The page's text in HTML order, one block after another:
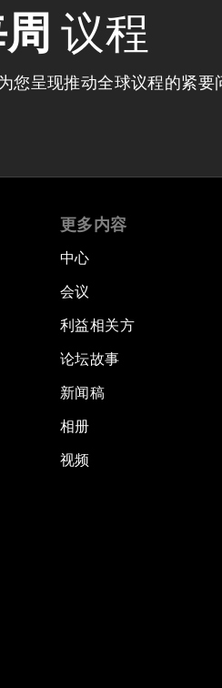
议程
您呈现推动全球议程的紧要
更多内容
中心
会议
利益相关方
论坛故事
新闻稿
相册
视频